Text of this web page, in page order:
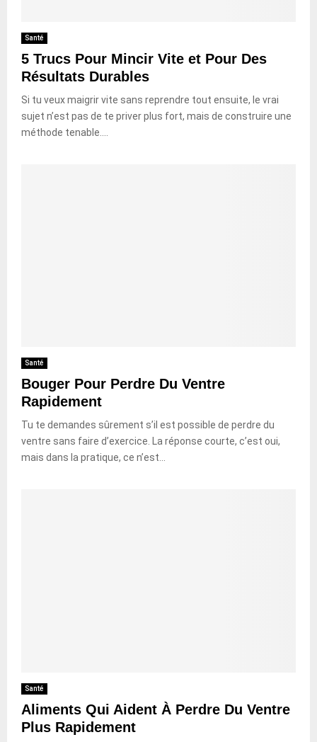
Santé
5 Trucs Pour Mincir Vite et Pour Des
Résultats Durables
Si tu veux maigrir vite sans reprendre tout ensuite, le vrai
sujet n’est pas de te priver plus fort, mais de construire une
méthode tenable....
Santé
Bouger Pour Perdre Du Ventre
Rapidement
Tu te demandes sûrement s’il est possible de perdre du
ventre sans faire d’exercice. La réponse courte, c’est oui,
mais dans la pratique, ce n’est...
Santé
Aliments Qui Aident À Perdre Du Ventre
Plus Rapidement